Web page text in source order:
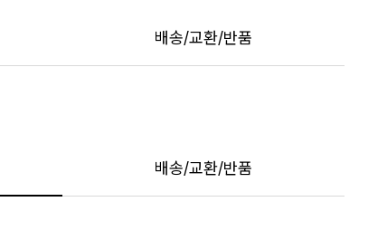
배송/교환/반품
배송/교환/반품